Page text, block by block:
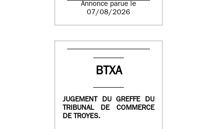
Annonce parue le
07/08/2026
BTXA
JUGEMENT DU GREFFE DU
TRIBUNAL DE COMMERCE
DE TROYES.